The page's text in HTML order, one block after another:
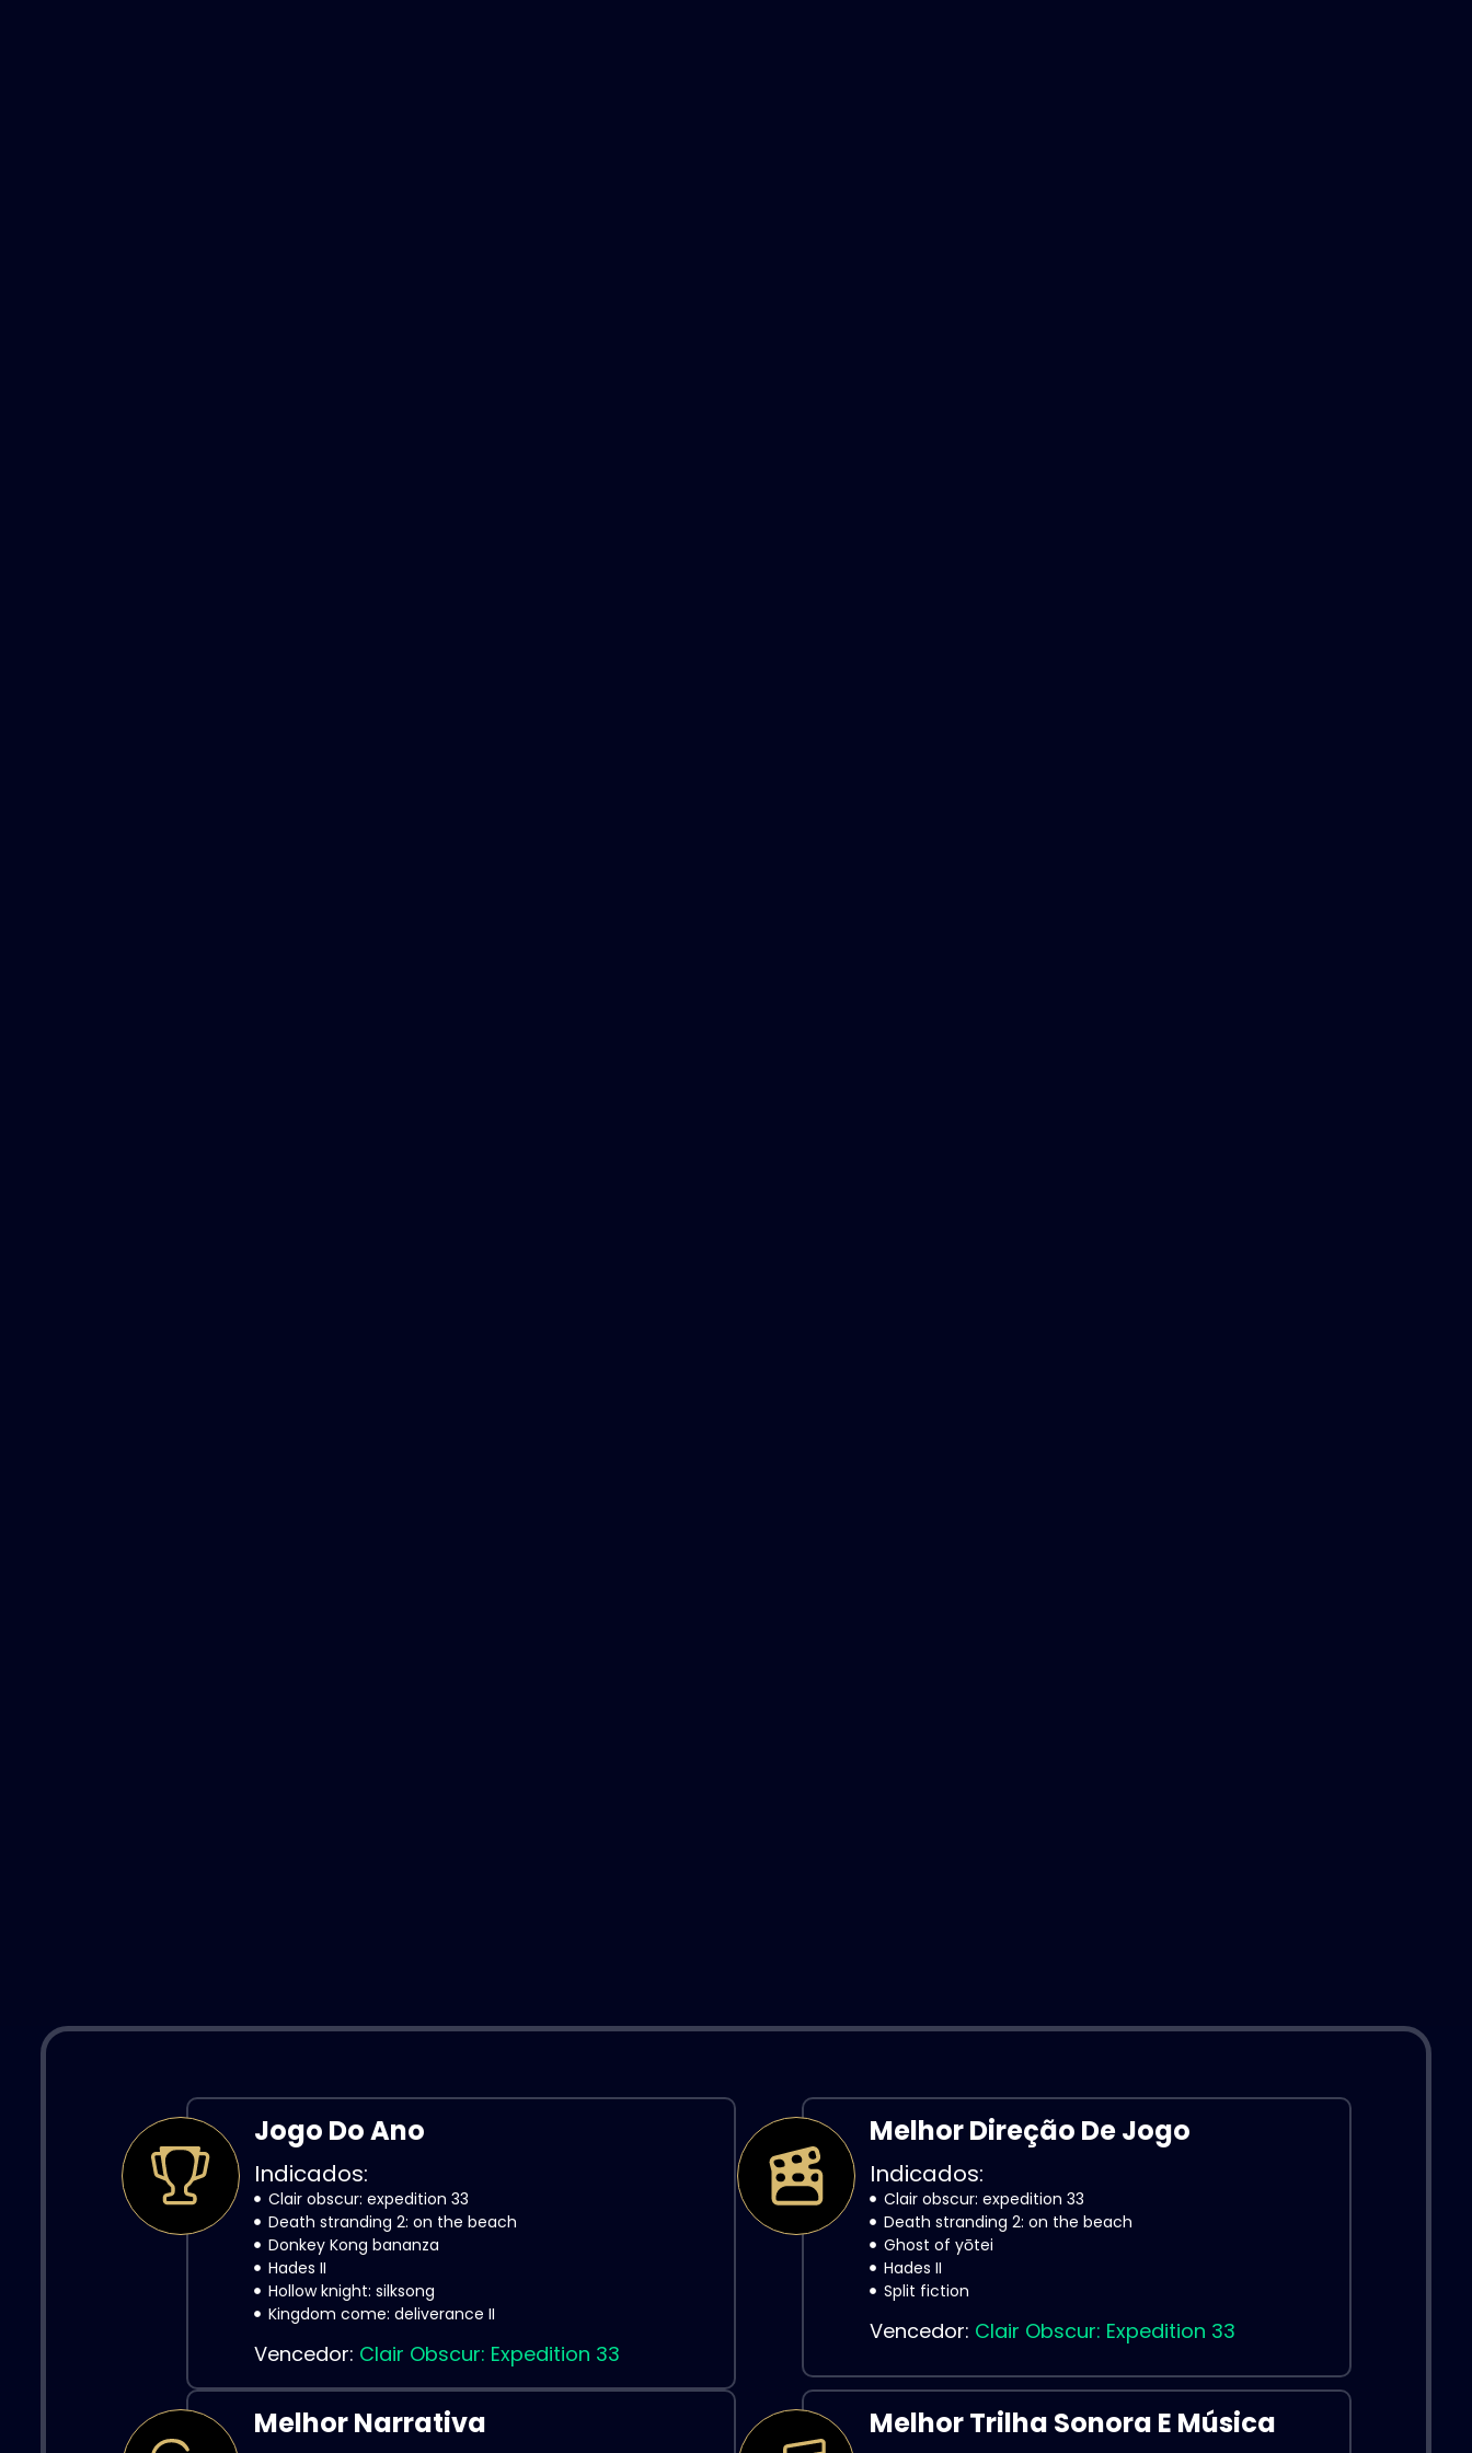
Jogo Do Ano
Indicados:
Clair obscur: expedition 33
Death stranding 2: on the beach
Donkey Kong bananza
Hades II
Hollow knight: silksong
Kingdom come: deliverance II
Vencedor: Clair Obscur: Expedition 33
Melhor Direção De Jogo
Indicados:
Clair obscur: expedition 33
Death stranding 2: on the beach
Ghost of yōtei
Hades II
Split fiction
Vencedor: Clair Obscur: Expedition 33
Melhor Narrativa Melhor Trilha Sonora E Música